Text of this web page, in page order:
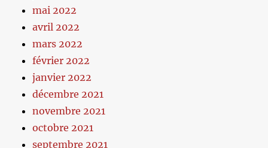
mai 2022
avril 2022
mars 2022
février 2022
janvier 2022
décembre 2021
novembre 2021
octobre 2021
septembre 2021